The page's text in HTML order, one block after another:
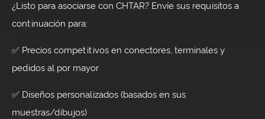
¿Listo para asociarse con CHTAR? Envíe sus requisitos a
continuación para:
✅ Precios competitivos en conectores, terminales y
pedidos al por mayor
✅ Diseños personalizados (basados ​​en sus
muestras/dibujos)